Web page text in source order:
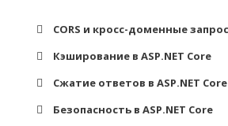
CORS и кросс-доменные
Введение
Политики CORS, глобальная и
настройка CORS
Кэширование в ASP.NET Core
Кэширование в памяти
Кэширование статических
Сжатие ответов в ASP.NET Core
Введение
Безопасность в ASP.NET Core